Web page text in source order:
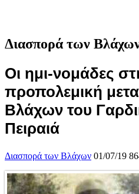
Διασπορά των
Οι ημι-νομάδες
προπολεμική
Βλάχων του
Πειραιά
Διασπορά των Βλάχων 01/07/19